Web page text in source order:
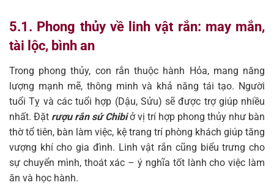
5.1. Phong thủy về linh vật rắn: may mắn,
tài lộc, bình an
Trong phong thủy, con rắn thuộc hành Hỏa, mang năng
lượng mạnh mẽ, thông minh và khả năng tái tạo. Người
tuổi Tỵ và các tuổi hợp (Dậu, Sửu) sẽ được trợ giúp nhiều
nhất. Đặt rượu rắn sứ Chibiở vị trí hợp phong thủy như bàn
thờ tổ tiên, bàn làm việc, kệ trang trí phòng khách giúp tăng
vượng khí cho gia đình. Linh vật rắn cũng biểu trưng cho
sự chuyển mình, thoát xác – ý nghĩa tốt lành cho việc làm
ăn và học hành.